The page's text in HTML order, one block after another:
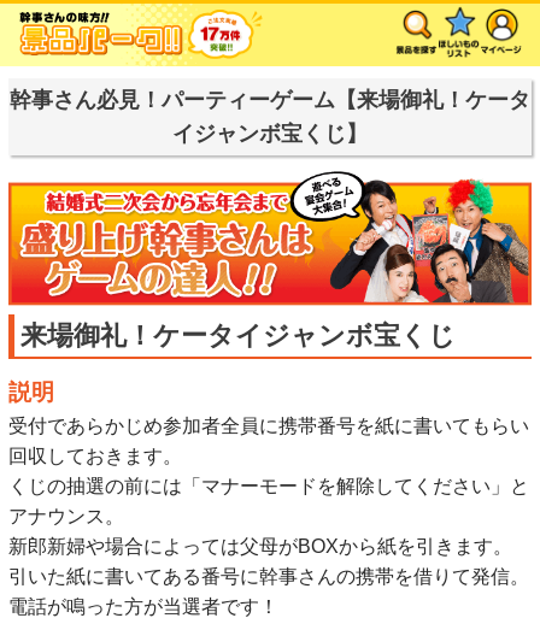
幹事さん必見！パーティーゲーム【来場御礼！ケータ
イジャンボ宝くじ】
来場御礼！ケータイジャンボ宝くじ
説明
受付であらかじめ参加者全員に携帯番号を紙に書いてもらい
回収しておきます。
くじの抽選の前には「マナーモードを解除してください」と
アナウンス。
新郎新婦や場合によっては父母がBOXから紙を引きます。
引いた紙に書いてある番号に幹事さんの携帯を借りて発信。
電話が鳴った方が当選者です！